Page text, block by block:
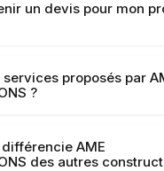
un devis pour mon
proposés par
?
AME
des autres